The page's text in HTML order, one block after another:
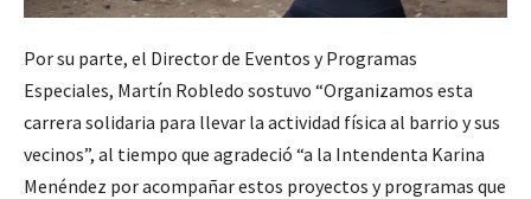
Por su parte, el Director de Eventos y Programas
Especiales, Martín Robledo sostuvo “Organizamos esta
carrera solidaria para llevar la actividad física al barrio y sus
vecinos”, al tiempo que agradeció “a la Intendenta Karina
Menéndez por acompañar estos proyectos y programas que